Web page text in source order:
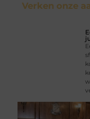
Verken onze